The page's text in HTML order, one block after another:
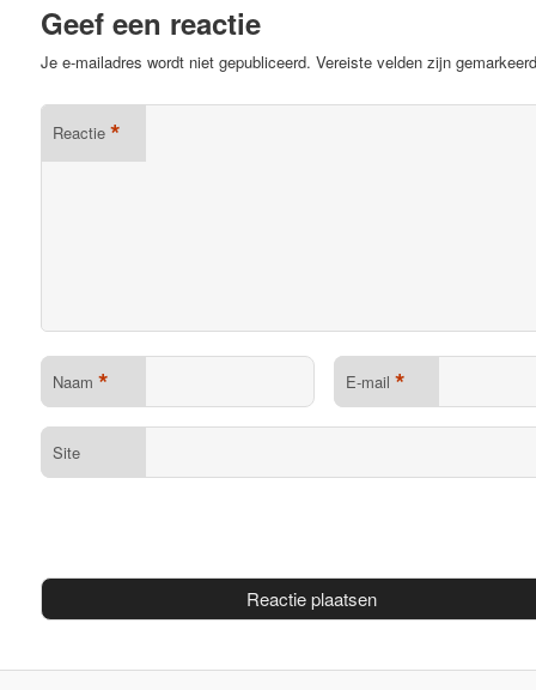
Geef een reactie
Je e-mailadres wordt niet gepubliceerd. Vereiste velden zijn
Reactie *
Naam * E-mail *
Site